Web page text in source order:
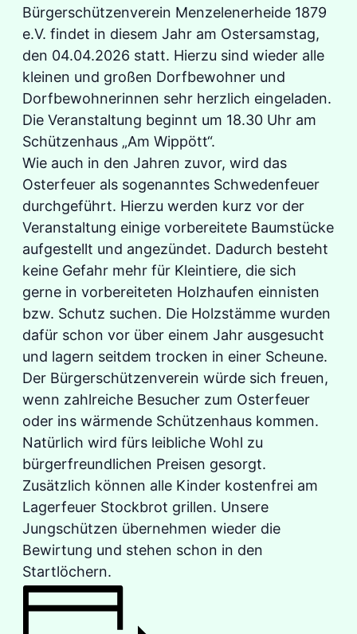
Bürgerschützenverein Menzelenerheide 1879
e.V. findet in diesem Jahr am Ostersamstag,
den 04.04.2026 statt. Hierzu sind wieder alle
kleinen und großen Dorfbewohner und
Dorfbewohnerinnen sehr herzlich eingeladen.
Die Veranstaltung beginnt um 18.30 Uhr am
Schützenhaus „Am Wippött“.
Wie auch in den Jahren zuvor, wird das
Osterfeuer als sogenanntes Schwedenfeuer
durchgeführt. Hierzu werden kurz vor der
Veranstaltung einige vorbereitete Baumstücke
aufgestellt und angezündet. Dadurch besteht
keine Gefahr mehr für Kleintiere, die sich
gerne in vorbereiteten Holzhaufen einnisten
bzw. Schutz suchen. Die Holzstämme wurden
dafür schon vor über einem Jahr ausgesucht
und lagern seitdem trocken in einer Scheune.
Der Bürgerschützenverein würde sich freuen,
wenn zahlreiche Besucher zum Osterfeuer
oder ins wärmende Schützenhaus kommen.
Natürlich wird fürs leibliche Wohl zu
bürgerfreundlichen Preisen gesorgt.
Zusätzlich können alle Kinder kostenfrei am
Lagerfeuer Stockbrot grillen. Unsere
Jungschützen übernehmen wieder die
Bewirtung und stehen schon in den
Startlöchern.